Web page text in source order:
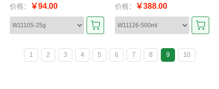
价格： ￥94.00 价格： ￥388.00
1 2 3 4 5 6 7 8 9 10